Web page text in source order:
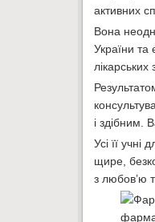
активних
Вона
України та
і здібним.
Усі її
щире,
з любов’ю